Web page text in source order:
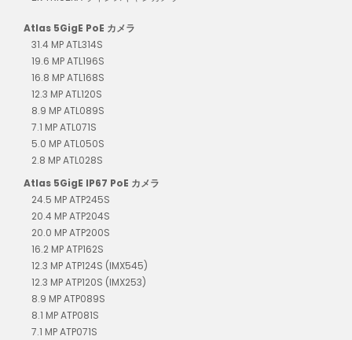
Atlas 5GigE PoE カメラ
31.4 MP ATL314S
19.6 MP ATL196S
16.8 MP ATL168S
12.3 MP ATL120S
8.9 MP ATL089S
7.1 MP ATL071S
5.0 MP ATL050S
2.8 MP ATL028S
Atlas 5GigE IP67 PoE カメラ
24.5 MP ATP245S
20.4 MP ATP204S
20.0 MP ATP200S
16.2 MP ATP162S
12.3 MP ATP124S (IMX545)
12.3 MP ATP120S (IMX253)
8.9 MP ATP089S
8.1 MP ATP081S
7.1 MP ATP071S